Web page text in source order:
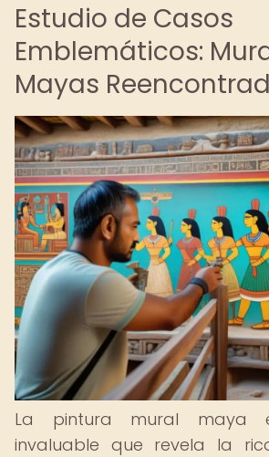
Estudio de Casos
Emblemáticos:
Mayas
La pintura mural maya
invaluable que revela la